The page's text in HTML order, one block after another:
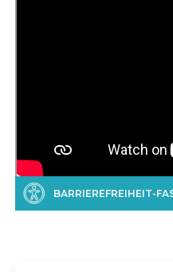
BARRIEREFREIHEIT-